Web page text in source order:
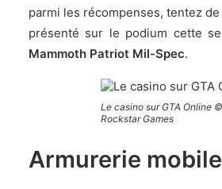
parmi les récompenses, tentez
présenté sur le podium cette
Mammoth Patriot Mil-Spec.
Le casino sur GTA Online ©
Rockstar Games
Armurerie mobile